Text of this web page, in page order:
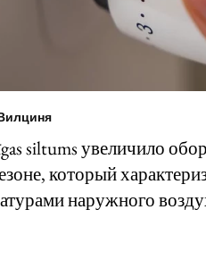
siltums увеличило
который
наружного